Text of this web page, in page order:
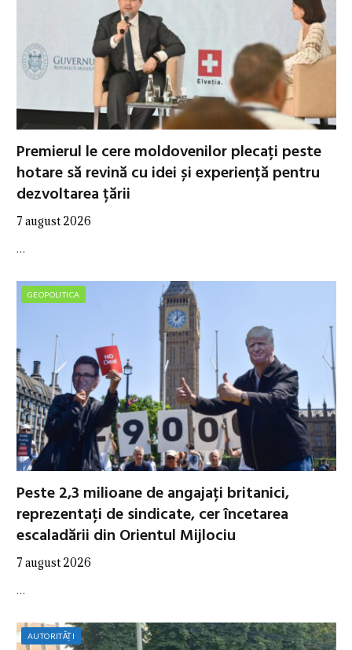
Premierul le cere moldovenilor plecați peste
hotare să revină cu idei și experiență pentru
dezvoltarea țării
7 august 2026
…
GEOPOLITICA
Peste 2,3 milioane de angajați britanici,
reprezentați de sindicate, cer încetarea
escaladării din Orientul Mijlociu
7 august 2026
…
AUTORITĂȚI